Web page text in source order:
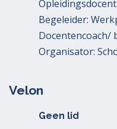
Begeleider:
Docentencoach/
Organisator:
Velon
Geen lid